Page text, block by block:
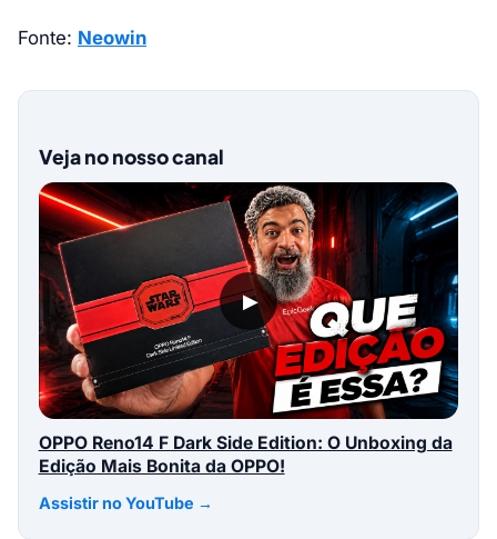
Fonte: Neowin
Veja no nosso canal
▶
OPPO Reno14 F Dark Side Edition: O Unboxing da
Edição Mais Bonita da OPPO!
Assistir no YouTube →